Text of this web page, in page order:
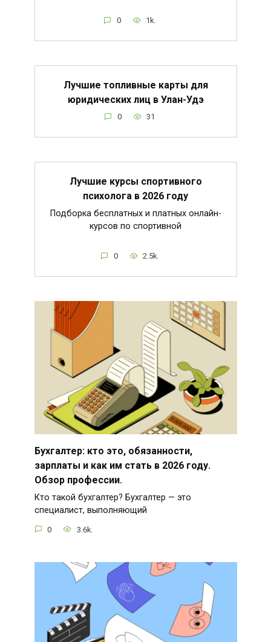
0 1k.
Лучшие топливные карты для
юридических лиц в Улан-Удэ
0 31
Лучшие курсы спортивного
психолога в 2026 году
Подборка бесплатных и платных онлайн-
курсов по спортивной
0 2.5k.
Бухгалтер: кто это, обязанности,
зарплаты и как им стать в 2026 году.
Обзор профессии.
Кто такой бухгалтер? Бухгалтер — это
специалист, выполняющий
0 3.6k.